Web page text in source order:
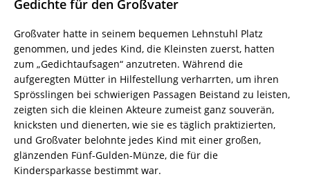
Gedichte für den Großvater
Großvater hatte in seinem bequemen Lehnstuhl Platz
genommen, und jedes Kind, die Kleinsten zuerst, hatten
zum „Gedichtaufsagen“ anzutreten. Während die
aufgeregten Mütter in Hilfestellung verharrten, um ihren
Sprösslingen bei schwierigen Passagen Beistand zu leisten,
zeigten sich die kleinen Akteure zumeist ganz souverän,
knicksten und dienerten, wie sie es täglich praktizierten,
und Großvater belohnte jedes Kind mit einer großen,
glänzenden Fünf-Gulden-Münze, die für die
Kindersparkasse bestimmt war.